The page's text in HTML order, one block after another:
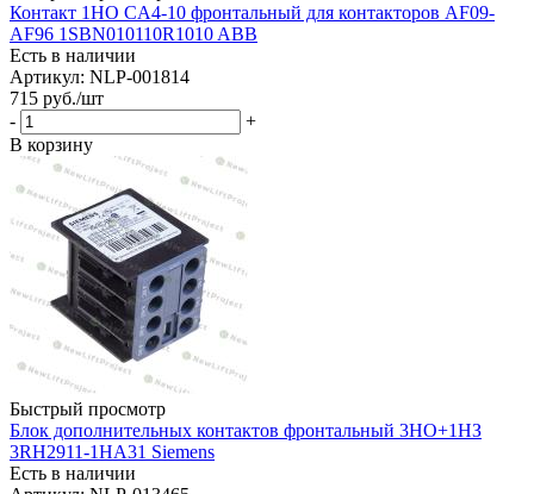
Контакт 1НО CA4-10 фронтальный для контакторов AF09-
AF96 1SBN010110R1010 ABB
Есть в наличии
Артикул: NLP-001814
715 руб./шт
-
+
В корзину
Быстрый просмотр
Блок дополнительных контактов фронтальный 3НО+1НЗ
3RH2911-1HA31 Siemens
Есть в наличии